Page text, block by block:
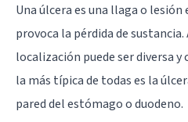
Una úlcera es una llaga o
provoca la pérdida de sustancia.
localización puede ser diversa
la más típica de todas es la
pared del estómago o duodeno.